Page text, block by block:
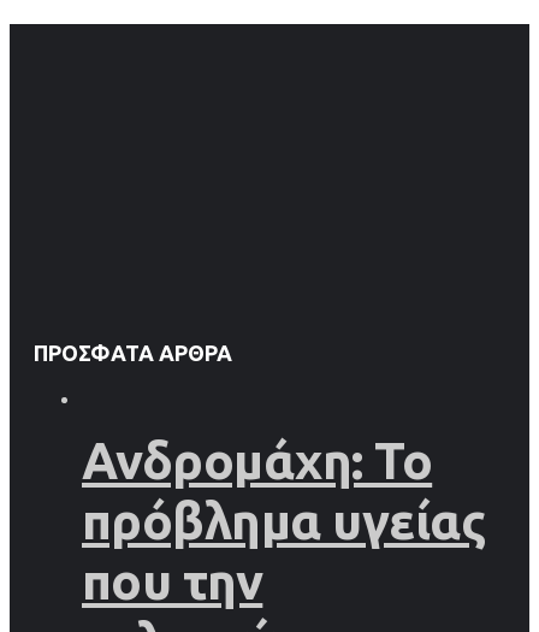
ΠΡΌΣΦΑΤΑ ΆΡΘΡΑ
Ανδρομάχη: Το
πρόβλημα υγείας
που την